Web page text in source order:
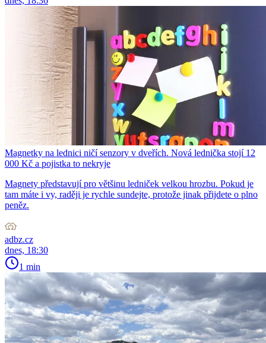
Magnetky na lednici ničí senzory v dveřích. Nová lednička stojí 12
000 Kč a pojistka to nekryje
Magnety představují pro většinu ledniček velkou hrozbu. Pokud je
tam máte i vy, raději je rychle sundejte, protože jinak přijdete o plno
peněz.
adbz.cz
dnes, 18:30
1 min